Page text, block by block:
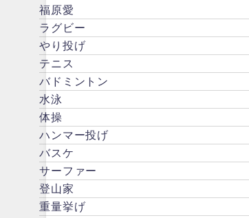
福原愛
ラグビー
やり投げ
テニス
バドミントン
水泳
体操
ハンマー投げ
バスケ
サーファー
登山家
重量挙げ